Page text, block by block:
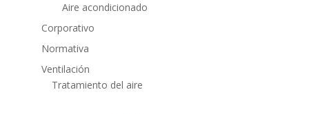
Aire acondicionado
Corporativo
Normativa
Ventilación
Tratamiento del aire